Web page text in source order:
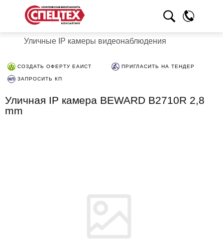
Уличные IP камеры видеонаблюдения
СОЗДАТЬ ОФЕРТУ ЕАИСТ ПРИГЛАСИТЬ НА ТЕНДЕР
ЗАПРОСИТЬ КП
Уличная IP камера BEWARD B2710R 2,8
mm